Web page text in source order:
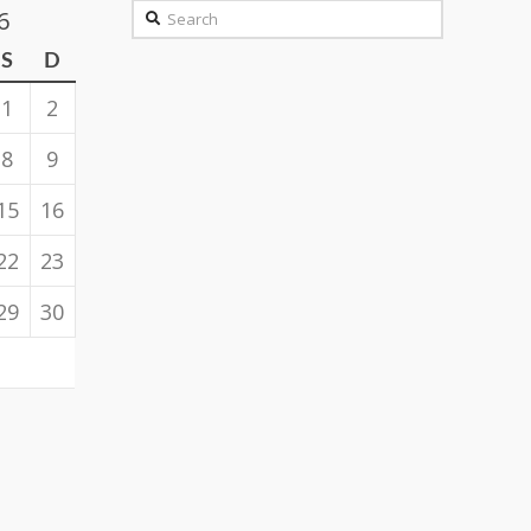
S D
1
2
8
9
16
23
30
Search